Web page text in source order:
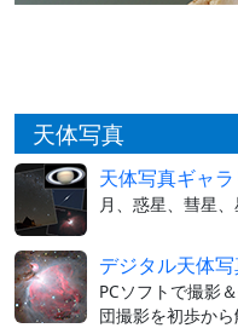
天体写真
天体写真ギャ
月、惑星、彗星
デジタル天体
PCソフトで撮影
団撮影を初歩から